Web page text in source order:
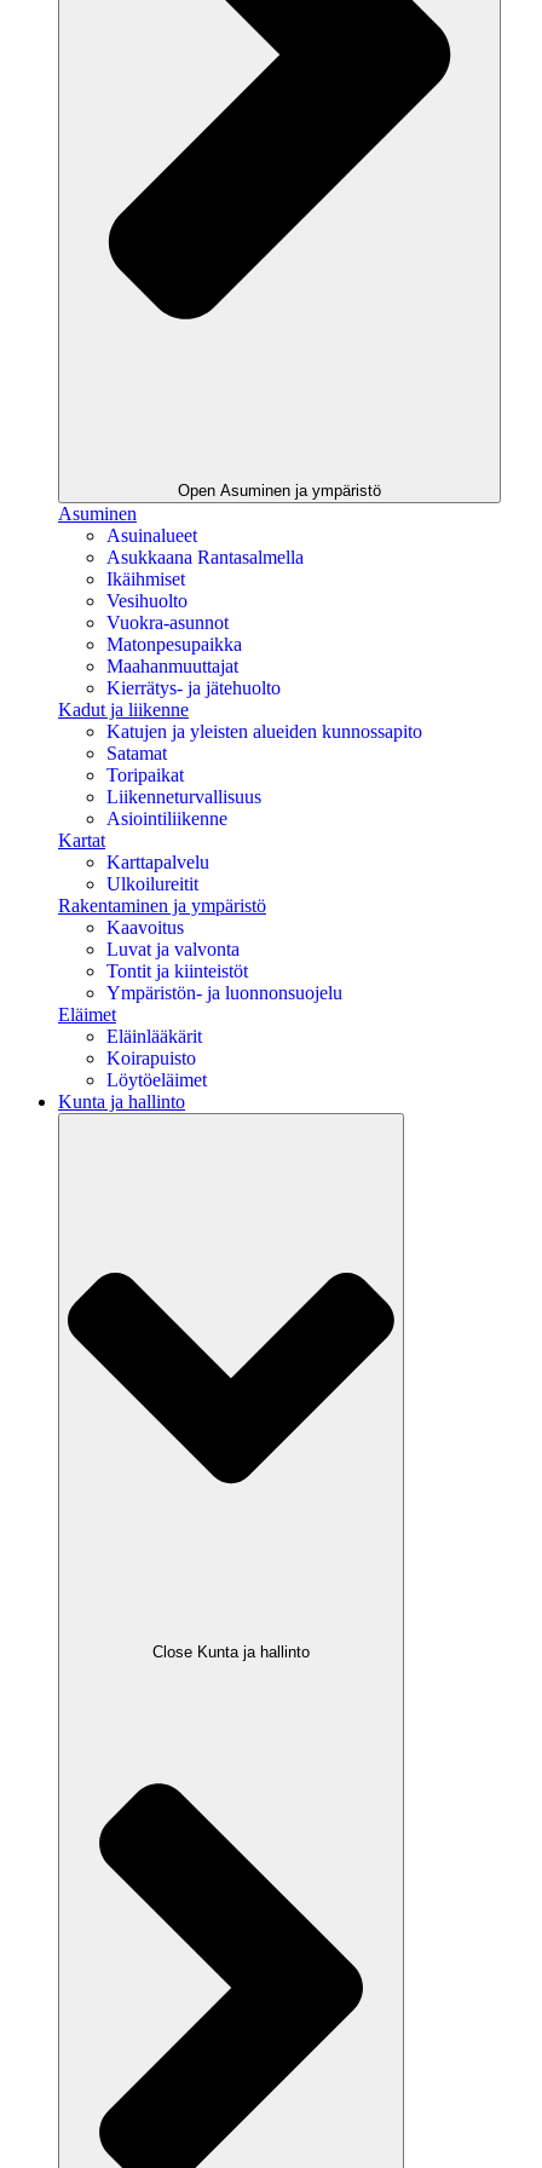
Open Asuminen ja ympäristö
Asuminen
Asuinalueet
Asukkaana Rantasalmella
Ikäihmiset
Vesihuolto
Vuokra-asunnot
Matonpesupaikka
Maahanmuuttajat
Kierrätys- ja jätehuolto
Kadut ja liikenne
Katujen ja yleisten alueiden kunnossapito
Satamat
Toripaikat
Liikenneturvallisuus
Asiointiliikenne
Kartat
Karttapalvelu
Ulkoilureitit
Rakentaminen ja ympäristö
Kaavoitus
Luvat ja valvonta
Tontit ja kiinteistöt
Ympäristön- ja luonnonsuojelu
Eläimet
Eläinlääkärit
Koirapuisto
Löytöeläimet
Kunta ja hallinto
Close Kunta ja hallinto